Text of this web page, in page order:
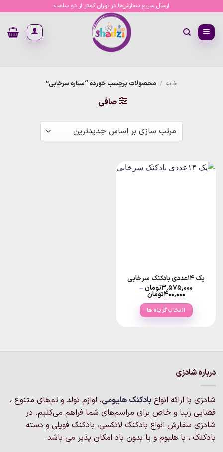
content
ارسال سریع سفارش‌ها در تهران کمتر از دو ساعت
خانه / محصولات برچسب خورده “ستاره سرخابی”
صافی
پک ۱۴عددی بادکنک سرخابی
۳,۵۷۵,۰۰۰تومان–
۴۰۰,۰۰۰تومانPrice
through
۳,۵۷۵,۰۰۰تومان
انتخاب گزینه ها
گزینه
ها
ممکن
است
در
درباره شادزی
شادزی با ارائه انواع بادکنک‌ هلیومی، لوازم تولد و تم‌های متنوع ،
فضایی زیبا و خاص برای مراسم‌های شما فراهم می‌کنیم. در
شادزی سفارش انواع بادکنک لاتکسی، بادکنک فویلی و دسته
بادکنک ، با هلیوم و یا بدون باد امکان پذیر می باشد.